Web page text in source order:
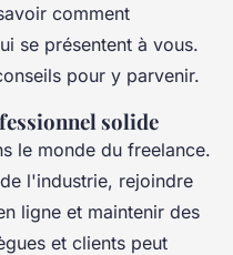
comment
se présentent à vous.
pour y parvenir.
solide
le monde du freelance.
l'industrie, rejoindre
ligne et maintenir des
et clients peut